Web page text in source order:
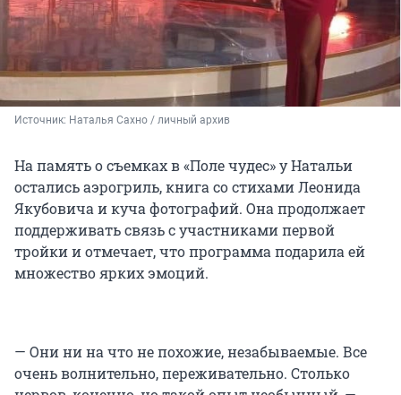
Источник: Наталья Сахно / личный архив
На память о съемках в «Поле чудес» у Натальи
остались аэрогриль, книга со стихами Леонида
Якубовича и куча фотографий. Она продолжает
поддерживать связь с участниками первой
тройки и отмечает, что программа подарила ей
множество ярких эмоций.
— Они ни на что не похожие, незабываемые. Все
очень волнительно, переживательно. Столько